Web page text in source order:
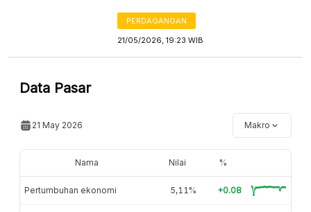
PERDAGANGAN
21/05/2026, 19:23 WIB
Data Pasar
21 May 2026 Makro
Nama Nilai %
Pertumbuhan ekonomi 5,11% +0.08